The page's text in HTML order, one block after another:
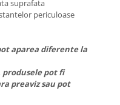
suprafata
periculoase
aparea diferente la
pot fi
preaviz sau pot